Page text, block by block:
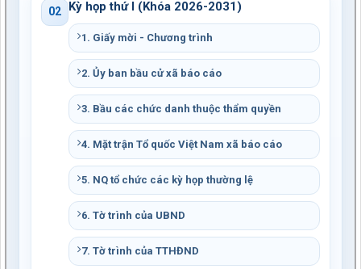
02 Kỳ họp thứ I (Khóa 2026-2031)
1. Giấy mời - Chương trình
2. Ủy ban bầu cử xã báo cáo
3. Bầu các chức danh thuộc thẩm quyền
4. Mặt trận Tổ quốc Việt Nam xã báo cáo
5. NQ tổ chức các kỳ họp thường lệ
6. Tờ trình của UBND
7. Tờ trình của TTHĐND